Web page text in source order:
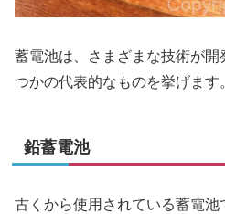
蓄電池は、さまざまな技術が開
つかの代表的なものを挙げます
鉛蓄電池
古くから使用されている蓄電